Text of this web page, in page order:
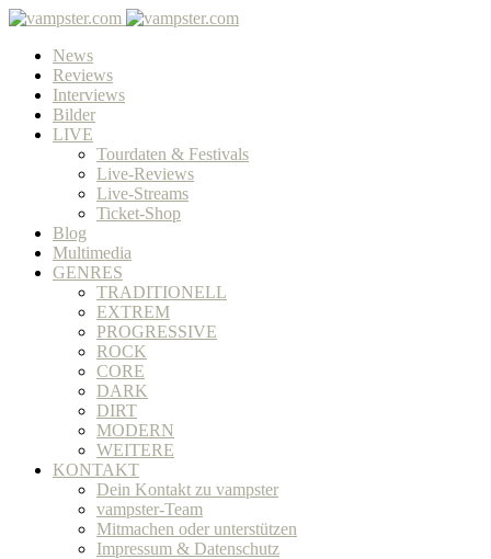
News
Reviews
Interviews
Bilder
LIVE
Tourdaten & Festivals
Live-Reviews
Live-Streams
Ticket-Shop
Blog
Multimedia
GENRES
TRADITIONELL
EXTREM
PROGRESSIVE
ROCK
CORE
DARK
DIRT
MODERN
WEITERE
KONTAKT
Dein Kontakt zu vampster
vampster-Team
Mitmachen oder unterstützen
Impressum & Datenschutz